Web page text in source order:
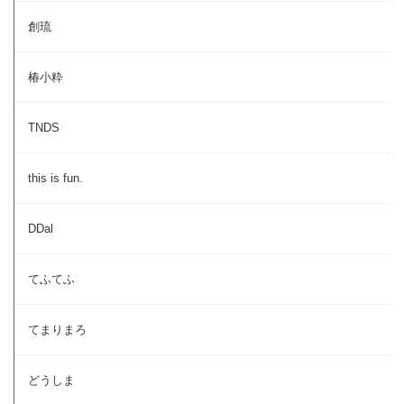
創琉
椿小粋
TNDS
this is fun.
DDal
てふてふ
てまりまろ
どうしま